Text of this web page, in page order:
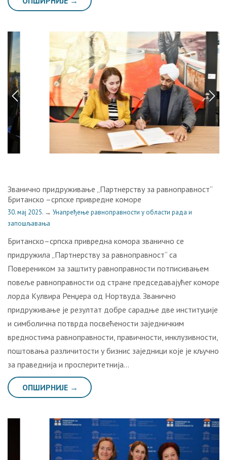
Званично придруживање „Партнерству за равноправност“
Британско –српске привредне коморе
30. мај 2025. → Унапређење равноправности у области рада и
запошљавања
Британско–српска привредна комора званично се
придружила „Партнерству за равноправност“ са
Повереником за заштиту равноправности потписивањем
повеље равноправности од стране председавајућег коморе
лорда Кулвира Ренџера од Нортвуда. Званично
придруживање је резултат добре сарадње две институције
и симболична потврда посвећености заједничким
вредностима равноправности, правичности, инклузивности,
поштовања различитости у бизнис заједници које је кључно
за праведнија и просперитетнија…
ОПШИРНИЈЕ →